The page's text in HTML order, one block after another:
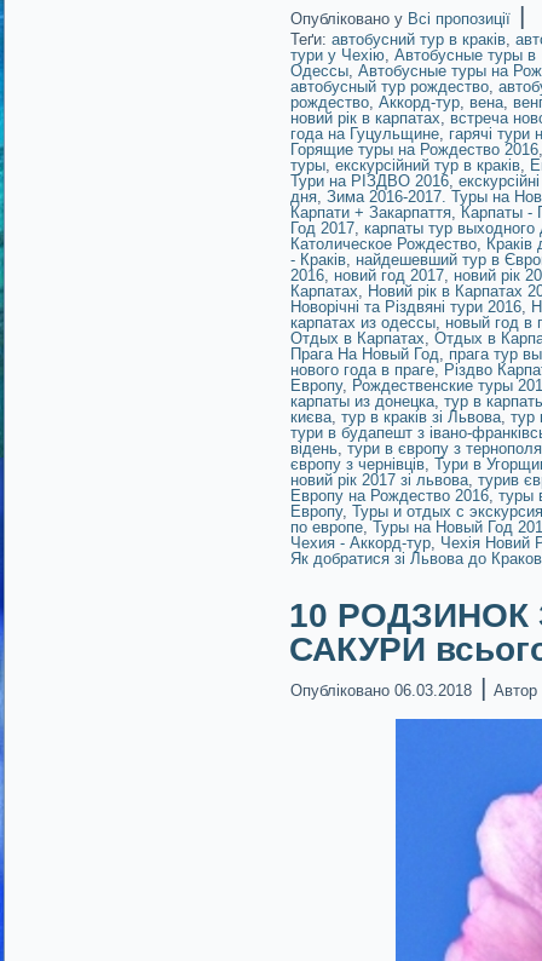
Опубліковано у Всі пропозиції |
Теґи: автобусний тур в краків,
тури у Чехію, Автобусные туры
Одессы, Автобусные туры на
автобусный тур рождество,
рождество, Аккорд-тур, вена,
новий рік в карпатах, встреча
года на Гуцульщине, гарячі тури
Горящие туры на Рождество 2016
туры, екскурсійний тур в краків,
Тури на РІЗДВО 2016,
дня, Зима 2016-2017. Туры на
Карпати + Закарпаття, Карпаты -
Год 2017, карпаты тур
Католическое Рождество,
- Краків, найдешевший тур в
2016, новий год 2017, новий рік
Карпатах, Новий рік в Карпатах
Новорічні та Різдвяні тури 2016,
карпатах из одессы, новый год в
Отдых в Карпатах, Отдых в
Прага На Новый Год, прага тур
нового года в праге, Різдво
Европу, Рождественские туры
карпаты из донецка, тур в
києва, тур в краків зі Львова, тур
тури в будапешт з івано-
відень, тури в європу з тернополя
європу з чернівців, Тури в
новий рік 2017 зі львова, турив
Европу на Рождество 2016, туры
Европу, Туры и отдых с
по европе, Туры на Новый Год
Чехия - Аккорд-тур, Чехія Новий
Як добратися зі Львова до
10 РОДЗИНОК
САКУРИ
Опубліковано 06.03.2018 | Автор